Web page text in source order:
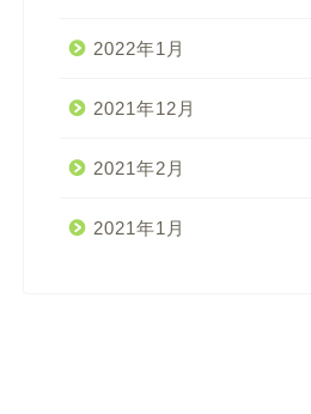
2022年1月
2021年12月
2021年2月
2021年1月